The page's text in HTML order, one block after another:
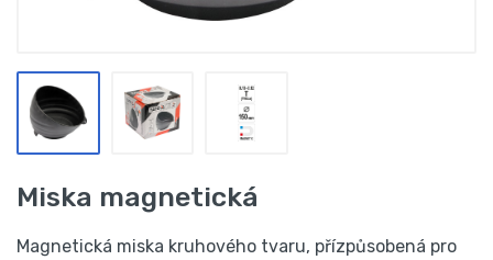
Miska magnetická
Magnetická miska kruhového tvaru, přízpůsobená pro